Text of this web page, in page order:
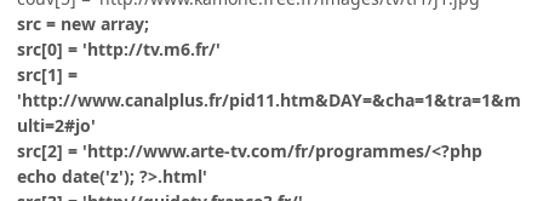
src = new array;
src[0] = 'http://tv.m6.fr/'
src[1] =
'http://www.canalplus.fr/pid11.htm&DAY=&cha=1&tra=1&m
ulti=2#jo'
src[2] = 'http://www.arte-tv.com/fr/programmes/<?php
echo date('z'); ?>.html'